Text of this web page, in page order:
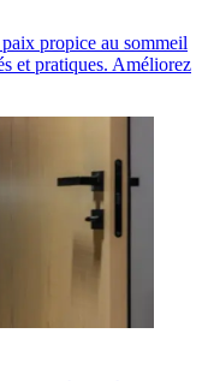
propice au sommeil
et pratiques. Améliorez